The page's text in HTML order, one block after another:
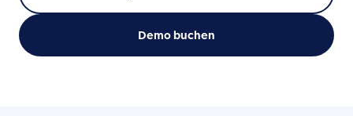
Demo buchen